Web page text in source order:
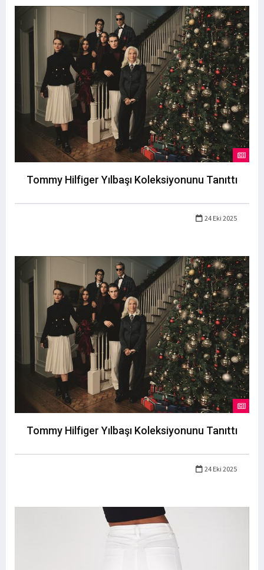
Tommy Hilfiger Yılbaşı Koleksiyonunu Tanıttı
24 Eki 2025
Tommy Hilfiger Yılbaşı Koleksiyonunu Tanıttı
24 Eki 2025